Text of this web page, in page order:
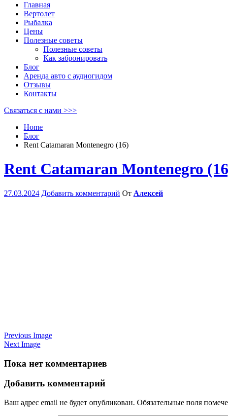
Главная
Вертолет
Рыбалка
Цены
Полезные советы
Полезные советы
Как забронировать
Блог
Аренда авто с аудиогидом
Отзывы
Контакты
Связаться с нами >>>
Home
Блог
Rent Catamaran Montenegro (16)
Rent Catamaran Montenegro
27.03.2024 Добавить комментарий От Алексей
Previous Image
Next Image
Пока нет комментариев
Добавить комментарий
Ваш адрес email не будет опубликован. Обязательные поля